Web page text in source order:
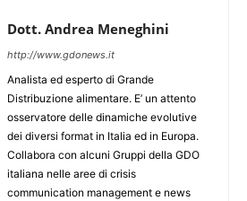
Dott. Andrea Meneghini
http://www.gdonews.it
Analista ed esperto di Grande
Distribuzione alimentare. E’ un attento
osservatore delle dinamiche evolutive
dei diversi format in Italia ed in Europa.
Collabora con alcuni Gruppi della GDO
italiana nelle aree di crisis
communication management e news